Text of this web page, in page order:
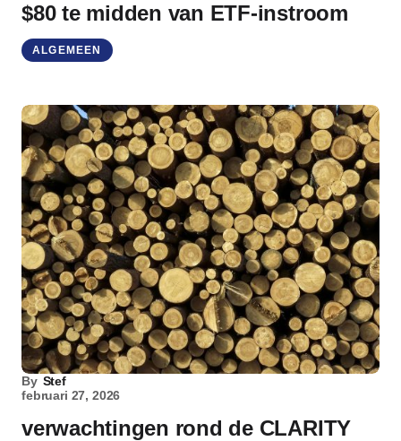
$80 te midden van ETF-instroom
ALGEMEEN
By Stef
februari 27, 2026
verwachtingen rond de CLARITY